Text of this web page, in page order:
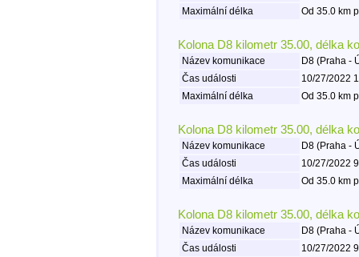
Maximální délka
Od 35.0 km
Kolona D8 kilometr 35.00, délka
Název komunikace
D8 (Praha -
Čas události
10/27/2022
Maximální délka
Od 35.0 km
Kolona D8 kilometr 35.00, délka
Název komunikace
D8 (Praha -
Čas události
10/27/2022
Maximální délka
Od 35.0 km
Kolona D8 kilometr 35.00, délka
Název komunikace
D8 (Praha -
Čas události
10/27/2022